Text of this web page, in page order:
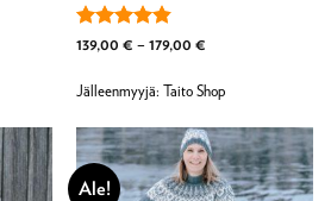
Arvostelu
4.83
139,00 € – 179,00 €Hintaluokka:
179,00 €
Jälleenmyyjä: Taito Shop
Ale!